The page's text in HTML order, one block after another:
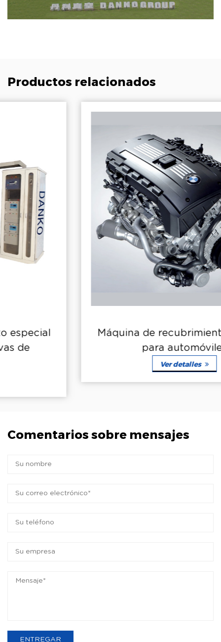
Productos relacionados
Máquina de recubrimiento especial
para automóviles
Comentarios sobre mensajes